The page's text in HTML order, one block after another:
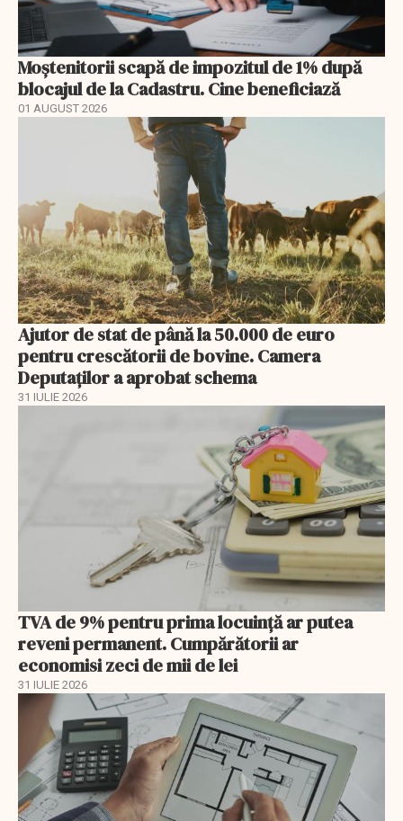
Moștenitorii scapă de impozitul de 1% după
blocajul de la Cadastru. Cine beneficiază
01 AUGUST 2026
Ajutor de stat de până la 50.000 de euro
pentru crescătorii de bovine. Camera
Deputaților a aprobat schema
31 IULIE 2026
TVA de 9% pentru prima locuință ar putea
reveni permanent. Cumpărătorii ar
economisi zeci de mii de lei
31 IULIE 2026